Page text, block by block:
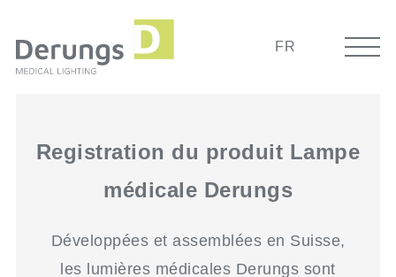
FR
Registration du produit Lampe
médicale Derungs
Développées et assemblées en Suisse,
les lumières médicales Derungs sont